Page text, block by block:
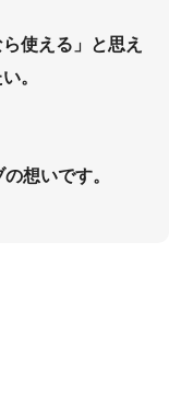
使える」と思え
。
想いです。